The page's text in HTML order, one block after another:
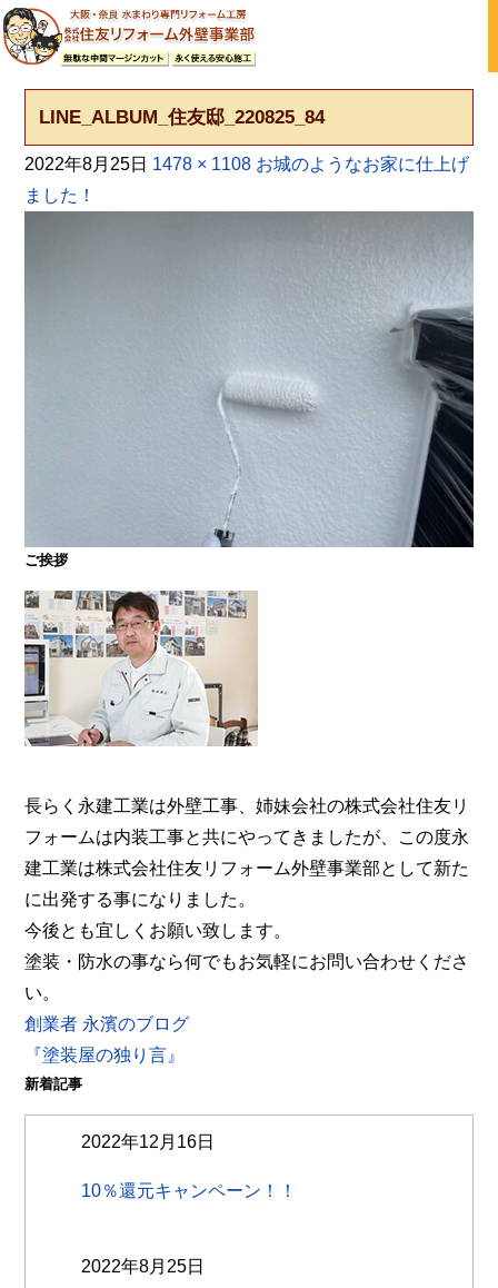
LINE_ALBUM_住友邸_220825_84
2022年8月25日 1478 × 1108 お城のようなお家に仕上げ
ました！
えの方は塗装専門店の株式会社住友リフォーム外壁
事業部へ。【電話：0800-200-5246/受付：8時～20
時土日対応】メール相談・御見積り依頼は24時間受
付。『後悔しない塗り替えガイドブック』無料進呈
ご挨拶
長らく永建工業は外壁工事、姉妹会社の株式会社住友リ
フォームは内装工事と共にやってきましたが、この度永
建工業は株式会社住友リフォーム外壁事業部として新た
に出発する事になりました。
今後とも宜しくお願い致します。
塗装・防水の事なら何でもお気軽にお問い合わせくださ
い。
創業者 永濱のブログ
『塗装屋の独り言』
新着記事
2022年12月16日
10％還元キャンペーン！！
2022年8月25日